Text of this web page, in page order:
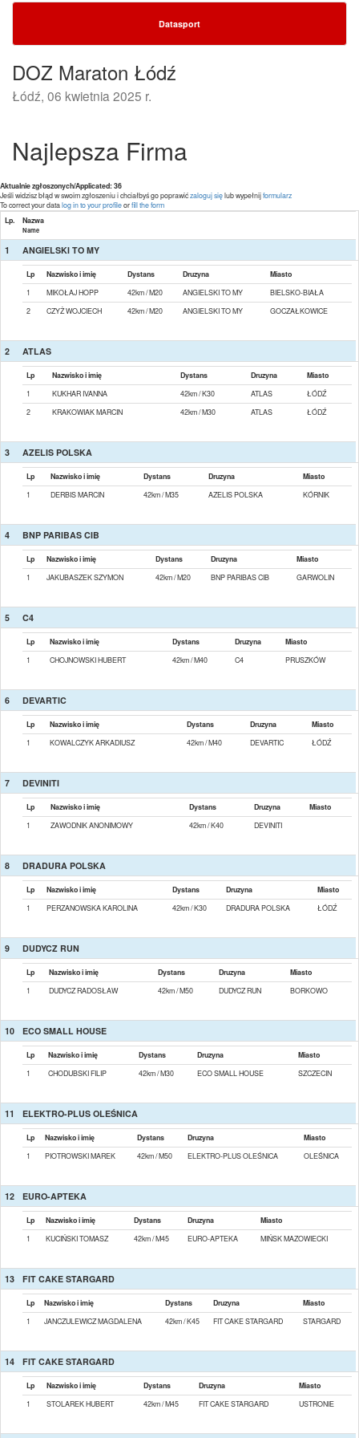
Datasport
DOZ Maraton Łódź
Łódź, 06 kwietnia 2025 r.
Najlepsza Firma
Aktualnie zgłoszonych/Applicated: 36
Jeśli widzisz błąd w swoim zgłoszeniu i chciałbyś go poprawićzaloguj sięlub wypełnijformularz
To correct your datalog in to your profileorfill the form
Lp.
Nazwa
Name
1 ANGIELSKI TO MY
Lp Nazwisko i imię Dystans Druzyna
Miasto
1
MIKOŁAJ HOPP 42km / M20 ANGIELSKI TO MY
BIELSKO-BIAŁA
2
CZYŻ WOJCIECH 42km / M20 ANGIELSKI TO MY GOCZAŁKOWICE
2 ATLAS
Lp Nazwisko i imię Dystans Druzyna
Miasto
1
KUKHAR IVANNA 42km / K30 ATLAS
ŁÓDŹ
2
KRAKOWIAK MARCIN 42km / M30 ATLAS ŁÓDŹ
3 AZELIS POLSKA
Lp Nazwisko i imię Dystans Druzyna
Miasto
1
DERBIS MARCIN 42km / M35 AZELIS POLSKA KÓRNIK
4 BNP PARIBAS CIB
Lp Nazwisko i imię Dystans Druzyna
Miasto
1
JAKUBASZEK SZYMON 42km / M20 BNP PARIBAS CIB GARWOLIN
5 C4
Lp Nazwisko i imię Dystans Druzyna
Miasto
1
CHOJNOWSKI HUBERT 42km / M40 C4 PRUSZKÓW
6 DEVARTIC
Lp Nazwisko i imię Dystans Druzyna
Miasto
1
KOWALCZYK ARKADIUSZ 42km / M40 DEVARTIC ŁÓDŹ
7 DEVINITI
Lp Nazwisko i imię Dystans Druzyna
Miasto
1
ZAWODNIK ANONIMOWY 42km / K40 DEVINITI
8 DRADURA POLSKA
Lp Nazwisko i imię Dystans Druzyna
Miasto
1
PERZANOWSKA KAROLINA 42km / K30 DRADURA POLSKA ŁÓDŹ
9 DUDYCZ RUN
Lp Nazwisko i imię Dystans Druzyna
Miasto
1
DUDYCZ RADOSŁAW 42km / M50 DUDYCZ RUN BORKOWO
10 ECO SMALL HOUSE
Lp Nazwisko i imię Dystans Druzyna
Miasto
1
CHODUBSKI FILIP 42km / M30 ECO SMALL HOUSE SZCZECIN
11 ELEKTRO-PLUS OLEŚNICA
Lp Nazwisko i imię Dystans Druzyna
Miasto
1
PIOTROWSKI MAREK 42km / M50 ELEKTRO-PLUS OLEŚNICA OLEŚNICA
12 EURO-APTEKA
Lp Nazwisko i imię Dystans Druzyna
Miasto
1
KUCIŃSKI TOMASZ 42km / M45 EURO-APTEKA MIŃSK MAZOWIECKI
13 FIT CAKE STARGARD
Lp Nazwisko i imię Dystans Druzyna
Miasto
1
JANCZULEWICZ MAGDALENA 42km / K45 FIT CAKE STARGARD STARGARD
14 FIT CAKE STARGARD
Lp Nazwisko i imię Dystans Druzyna
Miasto
1
STOLAREK HUBERT 42km / M45 FIT CAKE STARGARD USTRONIE